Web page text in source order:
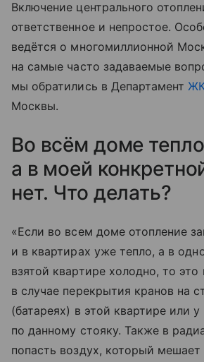
Включение центрального
ответственное и непростое.
ведётся о многомиллионной
на самые часто задаваемые
мы обратились в Департамент
Москвы.
Во всём доме
а в моей
нет. Что делать?
«Если во всем доме отопление
и в квартирах уже тепло, а в
взятой квартире холодно, то
в случае перекрытия кранов на
(батареях) в этой квартире или у
по данному стояку. Также в
попасть воздух, который